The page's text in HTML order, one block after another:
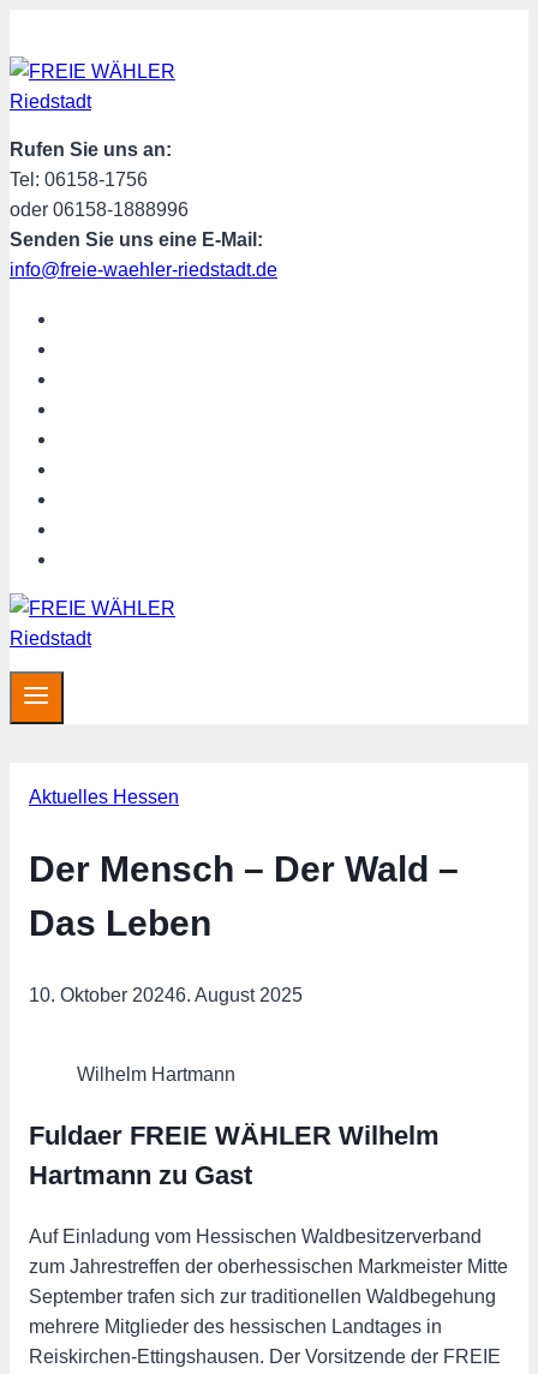
Inhalt
springen
Rufen Sie uns an:
Tel: 06158-1756
oder 06158-1888996
Senden Sie uns eine E-Mail:
info@freie-waehler-riedstadt.de
Aktuelles Hessen
Der Mensch – Der Wald –
Das Leben
10. Oktober 20246. August 2025
Wilhelm Hartmann
Fuldaer FREIE WÄHLER Wilhelm
Hartmann zu Gast
Auf Einladung vom Hessischen Waldbesitzerverband
zum Jahrestreffen der oberhessischen Markmeister Mitte
September trafen sich zur traditionellen Waldbegehung
mehrere Mitglieder des hessischen Landtages in
Reiskirchen-Ettingshausen. Der Vorsitzende der FREIE